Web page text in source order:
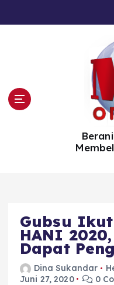
Gubsu
HANI
Dapat
Dina Sukandar
Juni 27, 2020
0